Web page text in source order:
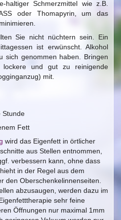
haltiger Schmerzmittel wie z.B.
oder Thomapyrin, um das
Sie nicht nüchtern sein. Ein
ist erwünscht. Alkohol
sich genommen haben. Bringen
und gut zu reinigende
mit.
Stunde
Fett
wird das Eigenfett in örtlicher
aus Stellen entnommen,
verbessern kann, ohne dass
in der Regel aus dem
den Oberschenkelinnenseiten.
abzusaugen, werden dazu im
sehr feine
Öffnungen nur maximal 1mm